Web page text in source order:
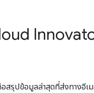
สรุปข้อมูลล่าสุดที่ส่งทางอี